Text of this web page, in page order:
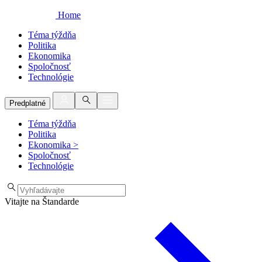
Home
Téma týždňa
Politika
Ekonomika
Spoločnosť
Technológie
Predplatné
Téma týždňa
Politika
Ekonomika >
Spoločnosť
Technológie
Vitajte na Štandarde